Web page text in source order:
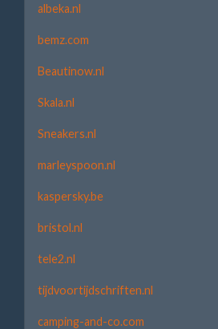
albeka.nl
bemz.com
Beautinow.nl
Skala.nl
Sneakers.nl
marleyspoon.nl
kaspersky.be
bristol.nl
tele2.nl
tijdvoortijdschriften.nl
camping-and-co.com